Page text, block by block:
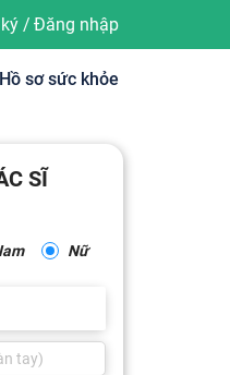
/ Đăng nhập
Hồ sơ sức khỏe
SĨ
Nữ